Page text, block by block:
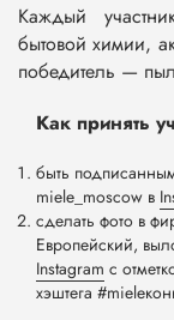
Каждый
бытовой химии,
победитель —
Как принять
быть
miele_moscow в
cделать фото в
Европейский,
Instagram с
хэштега